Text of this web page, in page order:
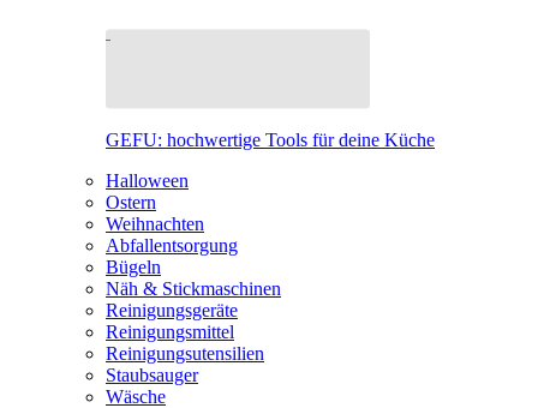
GEFU: hochwertige Tools für deine Küche
Halloween
Ostern
Weihnachten
Abfallentsorgung
Bügeln
Näh & Stickmaschinen
Reinigungsgeräte
Reinigungsmittel
Reinigungsutensilien
Staubsauger
Wäsche